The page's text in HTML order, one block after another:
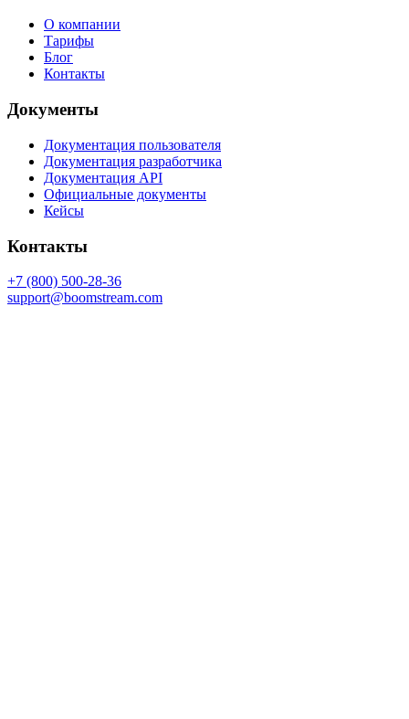
О компании
Тарифы
Блог
Контакты
Документы
Документация пользователя
Документация разработчика
Документация API
Официальные документы
Кейсы
Контакты
+7 (800) 500-28-36
support@boomstream.com